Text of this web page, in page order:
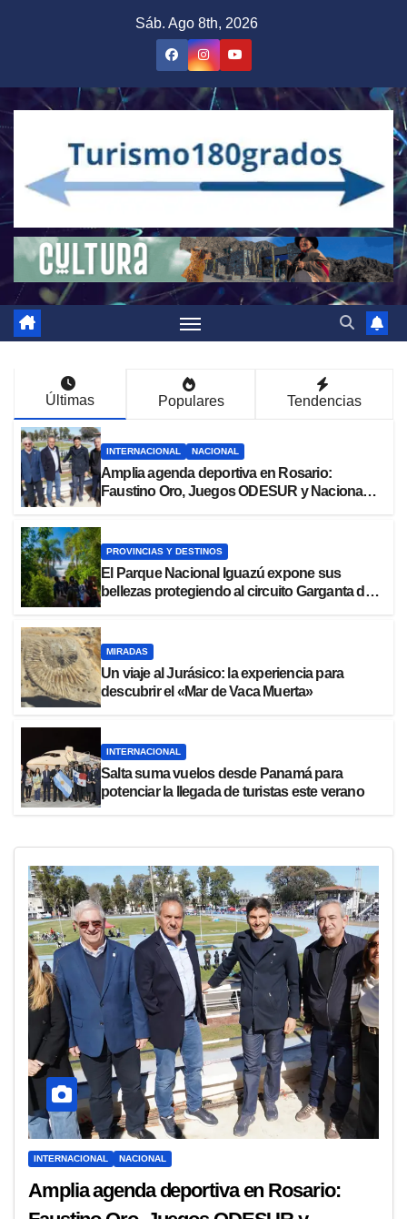
Sáb. Ago 8th, 2026
Últimas Populares Tendencias
INTERNACIONAL NACIONAL
Amplia agenda deportiva en Rosario:
Faustino Oro, Juegos ODESUR y Nacional
PROVINCIAS Y DESTINOS
El Parque Nacional Iguazú expone sus
bellezas protegiendo al circuito Garganta del
MIRADAS
Un viaje al Jurásico: la experiencia para
descubrir el «Mar de Vaca Muerta»
INTERNACIONAL
Salta suma vuelos desde Panamá para
potenciar la llegada de turistas este verano
INTERNACIONAL NACIONAL
Amplia agenda deportiva en Rosario: